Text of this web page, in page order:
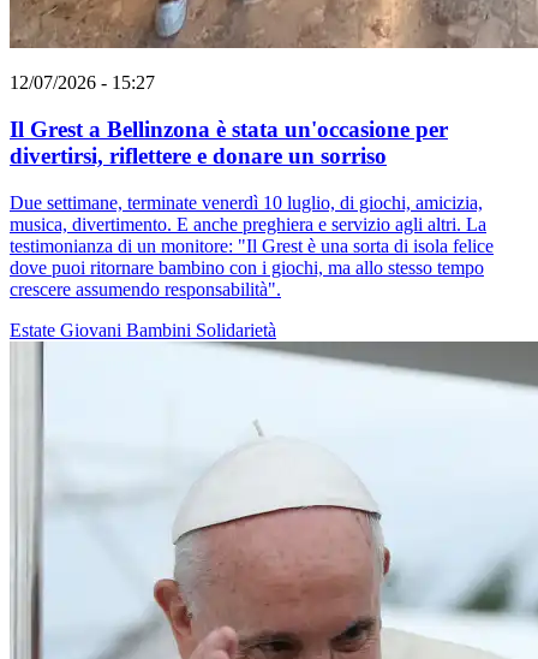
12/07/2026 - 15:27
Il Grest a Bellinzona è stata un'occasione per
divertirsi, riflettere e donare un sorriso
Due settimane, terminate venerdì 10 luglio, di giochi, amicizia,
musica, divertimento. E anche preghiera e servizio agli altri. La
testimonianza di un monitore: "Il Grest è una sorta di isola felice
dove puoi ritornare bambino con i giochi, ma allo stesso tempo
crescere assumendo responsabilità".
Estate Giovani Bambini Solidarietà